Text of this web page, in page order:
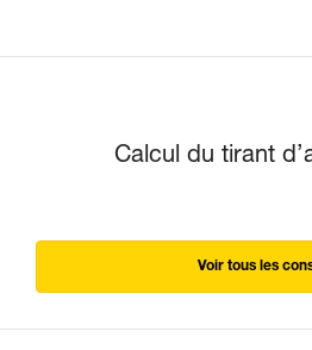
Calcul du tirant
Voir tous les